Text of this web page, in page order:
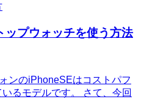
プウォッチを使う方法
ンのiPhoneSEはコストパフ
るモデルです。 さて、今回